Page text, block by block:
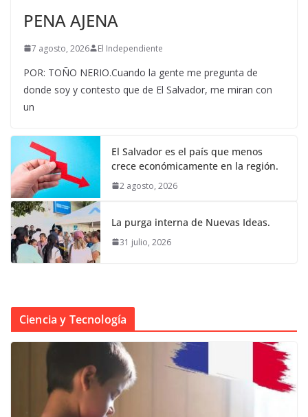
PENA AJENA
7 agosto, 2026 El Independiente
POR: TOÑO NERIO.Cuando la gente me pregunta de
donde soy y contesto que de El Salvador, me miran con
un
El Salvador es el país que menos
crece económicamente en la región.
2 agosto, 2026
La purga interna de Nuevas Ideas.
31 julio, 2026
Ciencia y Tecnología